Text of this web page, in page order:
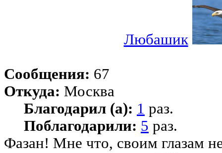
Любашик
Сообщения: 67
Откуда: Москва
Благодарил (а): 1 раз.
Поблагодарили: 5 раз.
Фазан! Мне что, своим глазам